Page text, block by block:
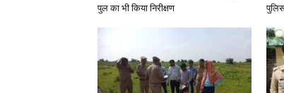
पुल का भी किया निरीक्षण